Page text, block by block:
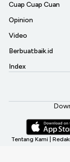
Cuap Cuap Cuan
Opinion
Video
Berbuatbaik.id
Index
Tentang Kami
©2026